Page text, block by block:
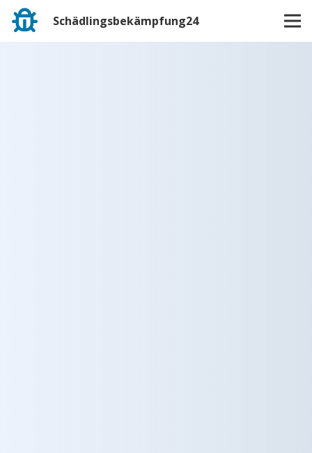
Schädlingsbekämpfung24